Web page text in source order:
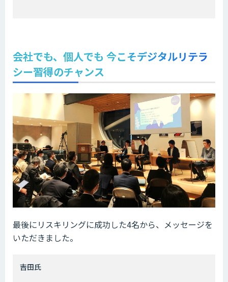
会社でも、個人でも 今こそデジタルリテラ
シー習得のチャンス
最後にリスキリングに成功した4名から、メッセージを
いただきました。
――吉田氏